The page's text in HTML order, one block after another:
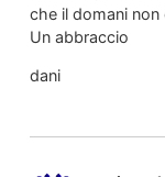
che il domani
Un abbraccio
dani